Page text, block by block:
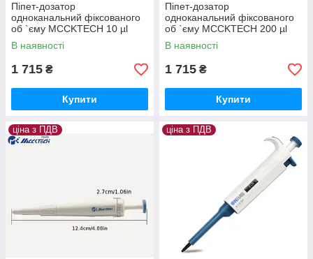
Піпет-дозатор
одноканальний фіксованого
об `єму MCCKTECH 10 µl
В наявності
1 715 ₴
Купити
Піпет-дозатор
одноканальний фіксованого
об `єму MCCKTECH 200 µl
В наявності
1 715 ₴
Купити
ціна з ПДВ ціна з ПДВ